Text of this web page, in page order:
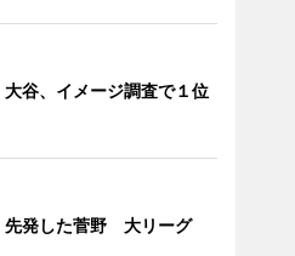
大谷、イメージ調査で１位
先発した菅野 大リーグ